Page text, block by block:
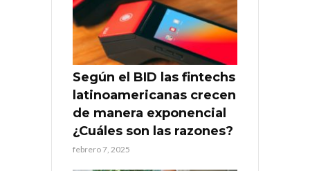
Según el BID las fintechs
latinoamericanas crecen
de manera exponencial
¿Cuáles son las razones?
febrero 7, 2025